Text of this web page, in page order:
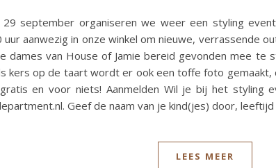
september organiseren we weer een styling
uur aanwezig in onze winkel om nieuwe, verrassende
dames van House of Jamie bereid gevonden mee
kers op de taart wordt er ook een toffe foto gemaakt,
en voor niets! Aanmelden Wil je bij het styling
Geef de naam van je kind(jes) door,
LEES MEER